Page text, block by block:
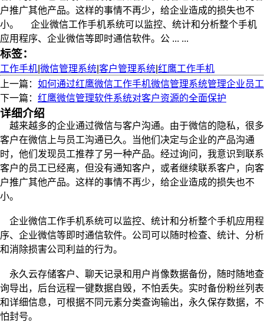
户推广其他产品。这样的事情不再少，给企业造成的损失也不
小。 企业微信工作手机系统可以监控、统计和分析整个手机
应用程序、企业微信等即时通信软件。公 ... ...
标签：
工作手机 微信管理系统 客户管理系统 红鹰工作手机
上一篇： 如何通过红鹰微信工作手机微信管理系统管理企业员工
下一篇： 红鹰微信管理软件系统对客户资源的全面保护
详细介绍
越来越多的企业通过微信与客户沟通。由于微信的隐私，很多
客户在微信上与员工沟通已久。当他们决定与企业的产品沟通
时，他们发现员工推荐了另一种产品。经过询问，我意识到联系
客户的员工已经离，但没有通知客户，或者继续联系客户，向客
户推广其他产品。这样的事情不再少，给企业造成的损失也不
小。
企业微信工作手机系统可以监控、统计和分析整个手机应用程
序、企业微信等即时通信软件。公司可以随时检查、统计、分析
和消除损害公司利益的行为。
永久云存储客户、聊天记录和用户肖像数据备份，随时随地查
询导出，后台远程一键数据自毁，不怕丢失。实时备份粉丝列表
和详细信息，可根据不同元素分类查询输出，永久保存数据，不
怕封号。